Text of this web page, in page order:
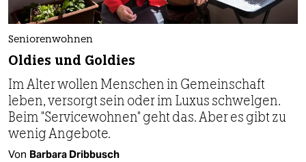
Seniorenwohnen
Oldies und Goldies
Im Alter wollen Menschen in Gemeinschaft
leben, versorgt sein oder im Luxus schwelgen.
Beim "Servicewohnen" geht das. Aber es gibt zu
wenig Angebote.
Von Barbara Dribbusch